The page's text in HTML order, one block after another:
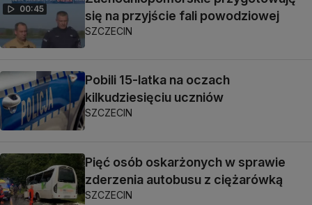
00:45
się na przyjście fali powodziowej
SZCZECIN
Pobili 15-latka na oczach
kilkudziesięciu uczniów
SZCZECIN
Pięć osób oskarżonych w sprawie
zderzenia autobusu z ciężarówką
SZCZECIN